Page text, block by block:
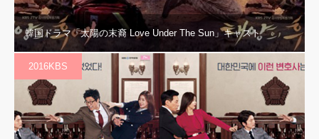
韓国ドラマ「太陽の末裔 Love Under The Sun」キャスト
2016KBS